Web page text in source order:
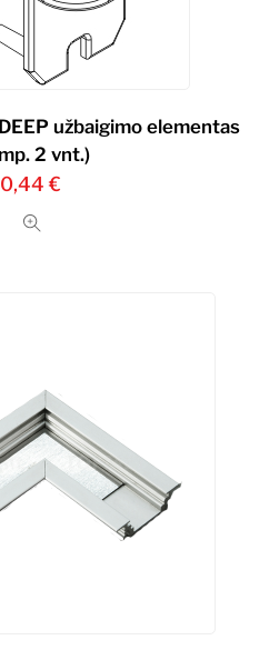
užbaigimo elementas
2 vnt.)
0,44 €